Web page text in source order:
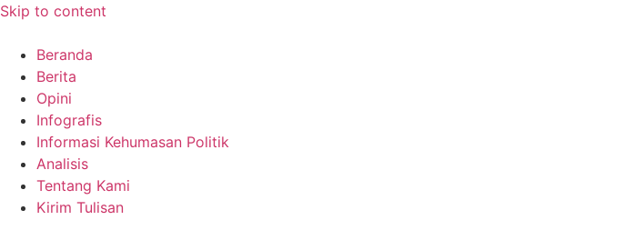
Skip to content
Beranda
Berita
Opini
Infografis
Informasi Kehumasan Politik
Analisis
Tentang Kami
Kirim Tulisan